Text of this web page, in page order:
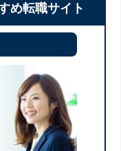
め転職サイト